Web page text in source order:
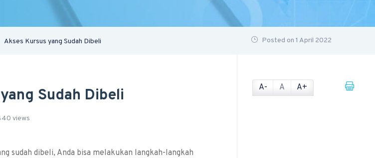
Akses Kursus yang Sudah Dibeli Posted on 1 April 2022
Sudah Dibeli
views
sudah dibeli, Anda bisa melakukan langkah-langkah
A- A A+